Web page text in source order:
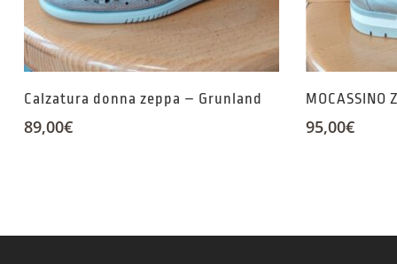
Calzatura donna zeppa – Grunland
89,00€ 95,00€